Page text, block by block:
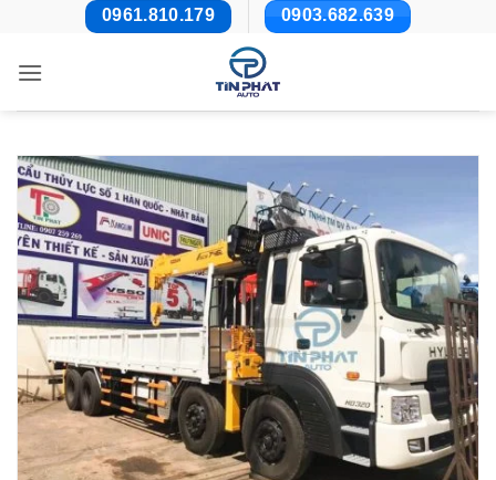
nội
0961.810.179 0903.682.639